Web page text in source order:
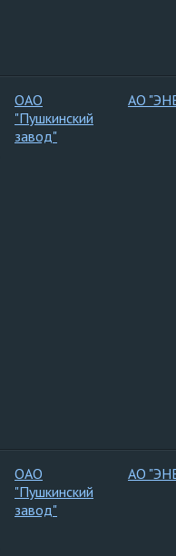
ОАО
"Пушкинский
завод"
АО
ОАО
"Пушкинский
завод"
АО